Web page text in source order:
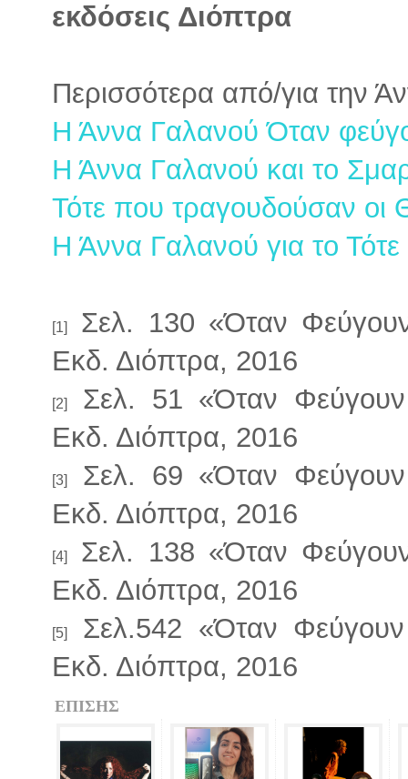
εκδόσεις Διόπτρα
Περισσότερα από/για την
Η Άννα Γαλανού Όταν
Η Άννα Γαλανού και το
Τότε που τραγουδούσαν οι
Η Άννα Γαλανού για το
[1]
Σελ. 130 «Όταν
Εκδ. Διόπτρα, 2016
[2]
Σελ. 51 «Όταν
Εκδ. Διόπτρα, 2016
[3]
Σελ. 69 «Όταν
Εκδ. Διόπτρα, 2016
[4]
Σελ. 138 «Όταν
Εκδ. Διόπτρα, 2016
[5]
Σελ.542 «Όταν
Εκδ. Διόπτρα, 2016
ΕΠΙΣΗΣ